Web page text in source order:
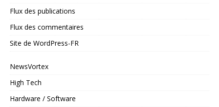
Flux des publications
Flux des commentaires
Site de WordPress-FR
NewsVortex
High Tech
Hardware / Software